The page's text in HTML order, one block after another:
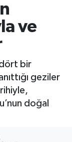
ve
dört bir
geziler
doğal